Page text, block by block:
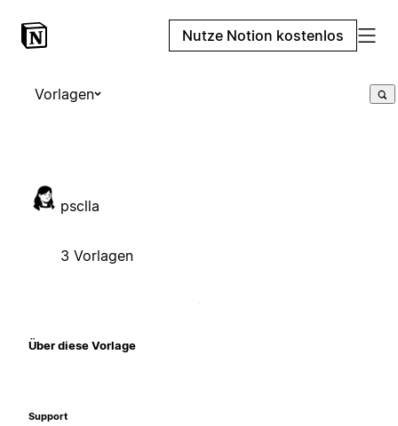
Nutze Notion kostenlos
Vorlagen
psclla
3 Vorlagen
Über diese Vorlage
Support